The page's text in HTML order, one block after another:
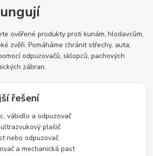
ověřené produkty proti kunám, hlodavcům,
zvěři. Pomáháme chránit střechy, auta,
odpuzovačů, sklopců, pachových
zábran.
řešení
vábidlo a odpuzovač
plašič
nebo odpuzovač
a mechanická past